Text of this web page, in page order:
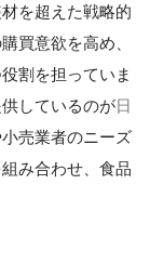
を超えた戦略的
買意欲を高め、
割を担っていま
しているのが日
売業者のニーズ
み合わせ、食品